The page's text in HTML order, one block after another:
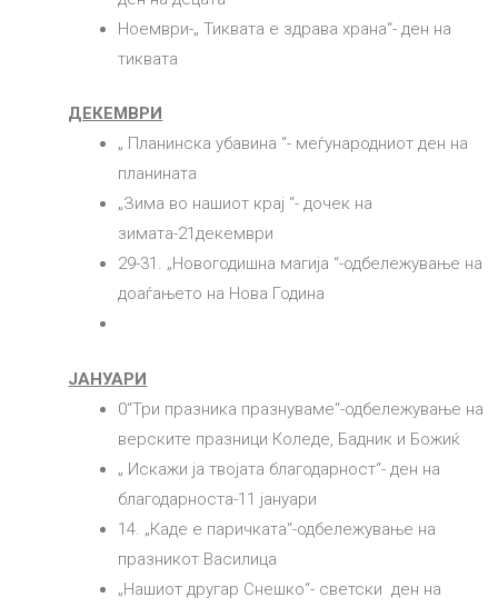
Ноември-„ Тиквата е здрава храна“- ден на
тиквата
ДЕКЕМВРИ
„ Планинска убавина “- меѓународниот ден на
планината
„Зима во нашиот крај “- дочек на
зимата-21декември
29-31. „Новогодишна магија “-одбележување на
доаѓањето на Нова Година
ЈАНУАРИ
0“Три празника празнуваме“-одбележување на
верските празници Коледе, Бадник и Божиќ
„ Искажи ја твојата благодарност“- ден на
благодарноста-11 јануари
14. „Каде е паричката“-одбележување на
празникот Василица
„Нашиот другар Снешко“- светски ден на